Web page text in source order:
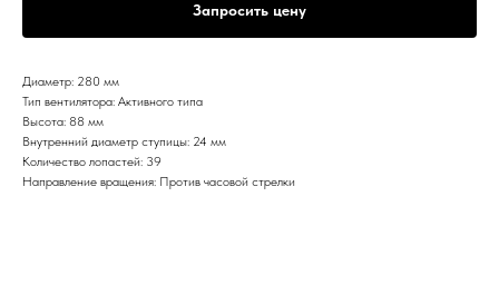
Запросить цену
Диаметр: 280 мм
Тип вентилятора: Активного типа
Высота: 88 мм
Внутренний диаметр ступицы: 24 мм
Количество лопастей: 39
Направление вращения: Против часовой стрелки